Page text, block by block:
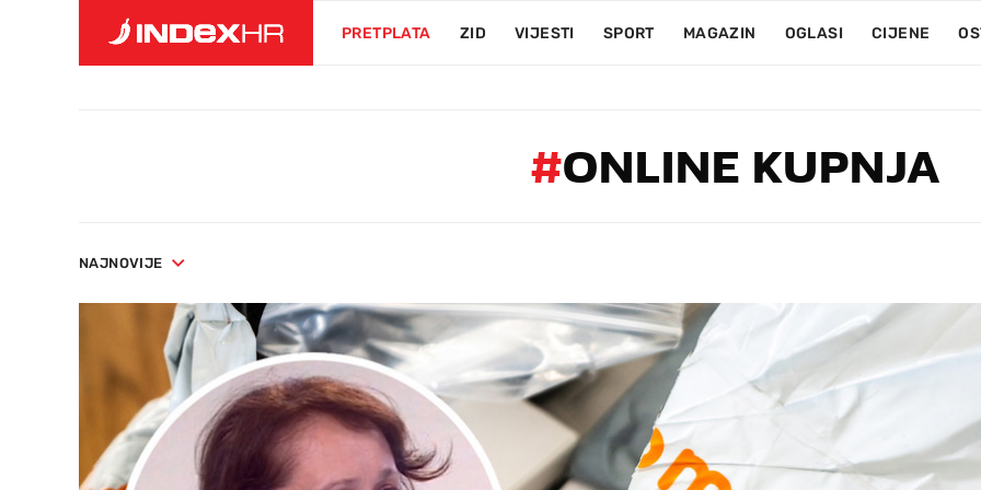
PRETPLATA ZID VIJESTI SPORT MAGAZIN OGLASI CIJENE
#ONLINE KUPNJA
NAJNOVIJE